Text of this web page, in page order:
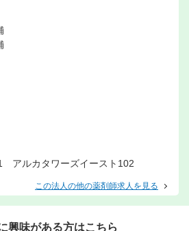
アルカタワーズイースト102
この法人の他の薬剤師求人を見る
興味がある方はこちら